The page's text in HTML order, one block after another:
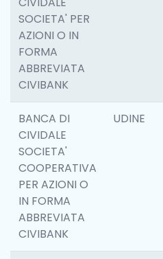
SOCIETA' PER
AZIONI O IN
FORMA
ABBREVIATA
CIVIBANK
BANCA DI
CIVIDALE
SOCIETA'
COOPERATIVA
PER AZIONI O
IN FORMA
ABBREVIATA
CIVIBANK
UDINE